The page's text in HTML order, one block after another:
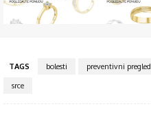
TAGS bolesti preventivni pregled
srce